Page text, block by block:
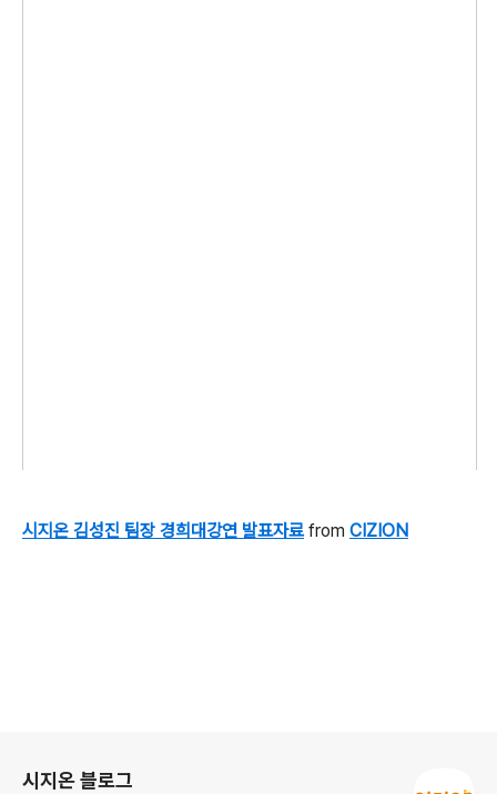
시지온 김성진 팀장 경희대강연 발표자료 from CIZION
시지온 블로그